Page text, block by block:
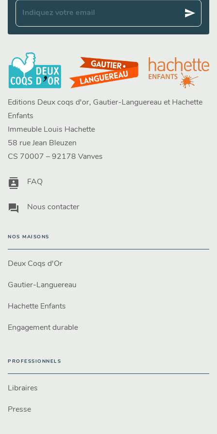
Indiquez votre email send
Editions Deux coqs d'or, Gautier-Languereau et Hachette
Enfants
Immeuble Louis Hachette
58 rue Jean Bleuzen
CS 70007 – 92178 Vanves
contacts FAQ
question_answer Nous contacter
NOS MAISONS
Deux Coqs d'Or
Gautier-Languereau
Hachette Enfants
Engagement durable
PROFESSIONNELS
Libraires
Presse